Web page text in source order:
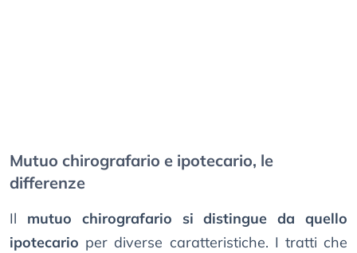
Mutuo chirografario e ipotecario, le
differenze
Il mutuo chirografario si distingue da quello
ipotecario per diverse caratteristiche. I tratti che